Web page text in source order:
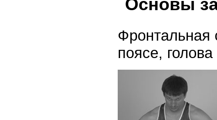
Основы
Фронтальная
поясе,